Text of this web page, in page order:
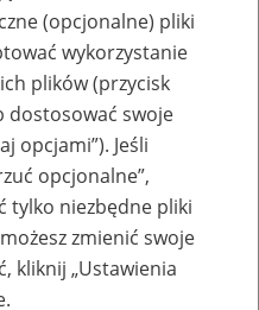
Ubezpieczeń
września 2021 r. w
(opcjonalne) pliki
wykorzystanie
plików (przycisk
dostosować swoje
opcjami”). Jeśli
opcjonalne”,
tylko niezbędne pliki
zmienić swoje
kliknij „Ustawienia